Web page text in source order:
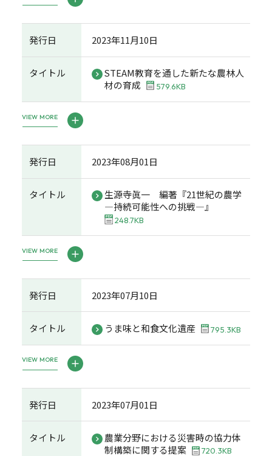
発行日 2023年11月10日
タイトル
STEAM教育を通した新たな農林人
材の育成
579.6KB
VIEW MORE
発行日 2023年08月01日
タイトル
生源寺眞一 編著『21世紀の農学
―持続可能性への挑戦―』
248.7KB
VIEW MORE
発行日 2023年07月10日
タイトル うま味と和食文化遺産 795.3KB
VIEW MORE
発行日 2023年07月01日
タイトル
農業分野における災害時の協力体
制構築に関する提案
720.3KB